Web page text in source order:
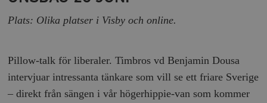
Plats: Olika platser i Visby och online.
Pillow-talk för liberaler. Timbros vd Benjamin Dousa
intervjuar intressanta tänkare som vill se ett friare Sverige
– direkt från sängen i vår högerhippie-van som kommer